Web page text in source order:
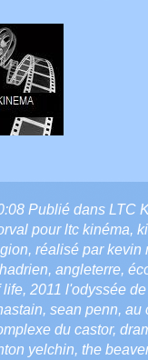
Publié dans LTC
pour ltc kinéma,
, réalisé par kevin
, angleterre,
life, 2011 l'odyssée
, sean penn, au
du castor,
yelchin, the beaver